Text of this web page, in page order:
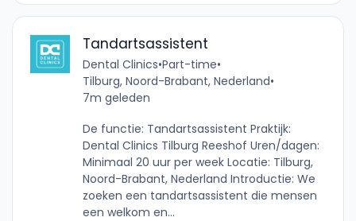
Tandartsassistent
Dental Clinics•Part-time•
Tilburg, Noord-Brabant, Nederland•
7m geleden
De functie: Tandartsassistent Praktijk:
Dental Clinics Tilburg Reeshof Uren/dagen:
Minimaal 20 uur per week Locatie: Tilburg,
Noord-Brabant, Nederland Introductie: We
zoeken een tandartsassistent die mensen
een welkom en...